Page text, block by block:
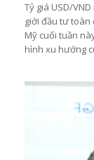
Tỷ giá USD/
giới đầu tư toàn
Mỹ cuối tuần
hình xu hướng